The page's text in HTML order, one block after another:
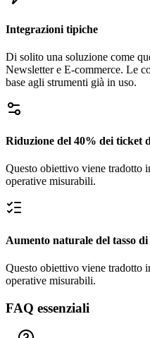
Integrazioni tipiche
Di solito una soluzione come
Newsletter e E-commerce. Le
base agli strumenti già in uso.
Riduzione del 40% dei ticket
Questo obiettivo viene tradotto
operative misurabili.
Aumento naturale del tasso
Questo obiettivo viene tradotto
operative misurabili.
FAQ essenziali